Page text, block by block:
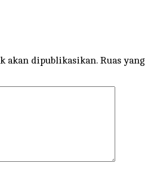
akan dipublikasikan. Ruas yang